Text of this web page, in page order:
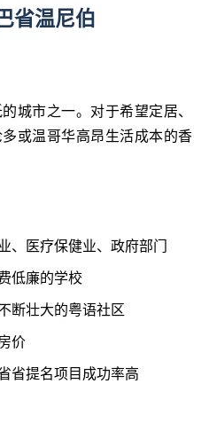
省温尼伯
城市之一。对于希望定居、
或温哥华高昂生活成本的香
、医疗保健业、政府部门
低廉的学校
断壮大的粤语社区
价
省提名项目成功率高